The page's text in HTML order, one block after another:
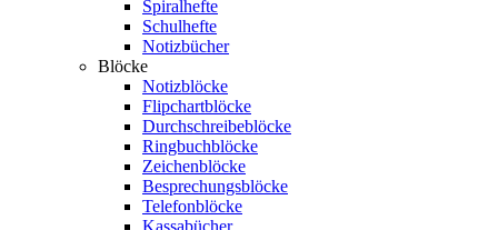
Spiralhefte
Schulhefte
Notizbücher
Blöcke
Notizblöcke
Flipchartblöcke
Durchschreibeblöcke
Ringbuchblöcke
Zeichenblöcke
Besprechungsblöcke
Telefonblöcke